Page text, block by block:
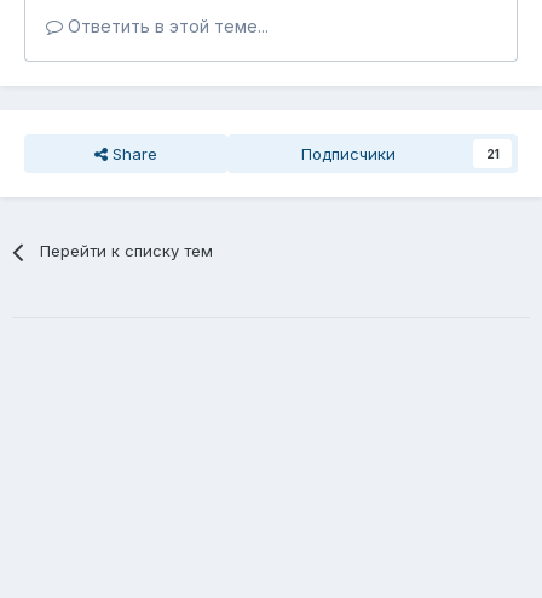
Ответить в этой теме...
Share Подписчики 21
Перейти к списку тем